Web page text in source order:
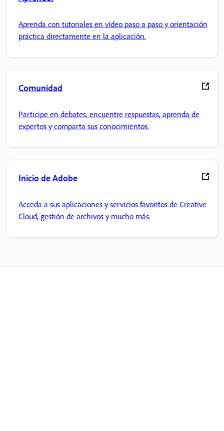
Aprenda con tutoriales en vídeo paso a paso y orientación
práctica directamente en la aplicación.
Comunidad
Participe en debates, encuentre respuestas, aprenda de
expertos y comparta sus conocimientos.
Inicio de Adobe
Acceda a sus aplicaciones y servicios favoritos de Creative
Cloud, gestión de archivos y mucho más.